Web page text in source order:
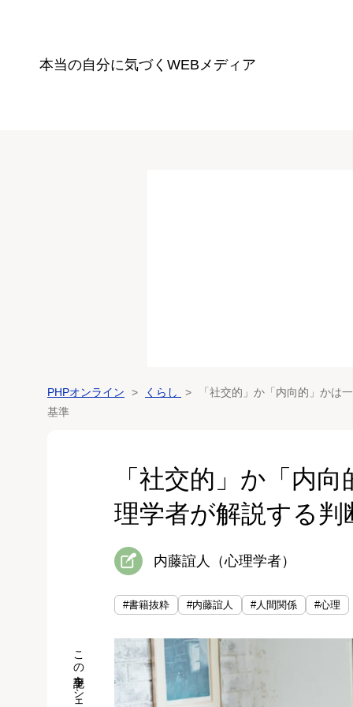
本当の自分に気づく WEBメディア
PHPオンライン くらし
「社交的」か「内向的」かは
基準
「社交的」か「内
理学者が解説する判
内藤誼人（心理学者）
#書籍抜粋 #内藤誼人 #人間関係 #心理
この記事をシェア